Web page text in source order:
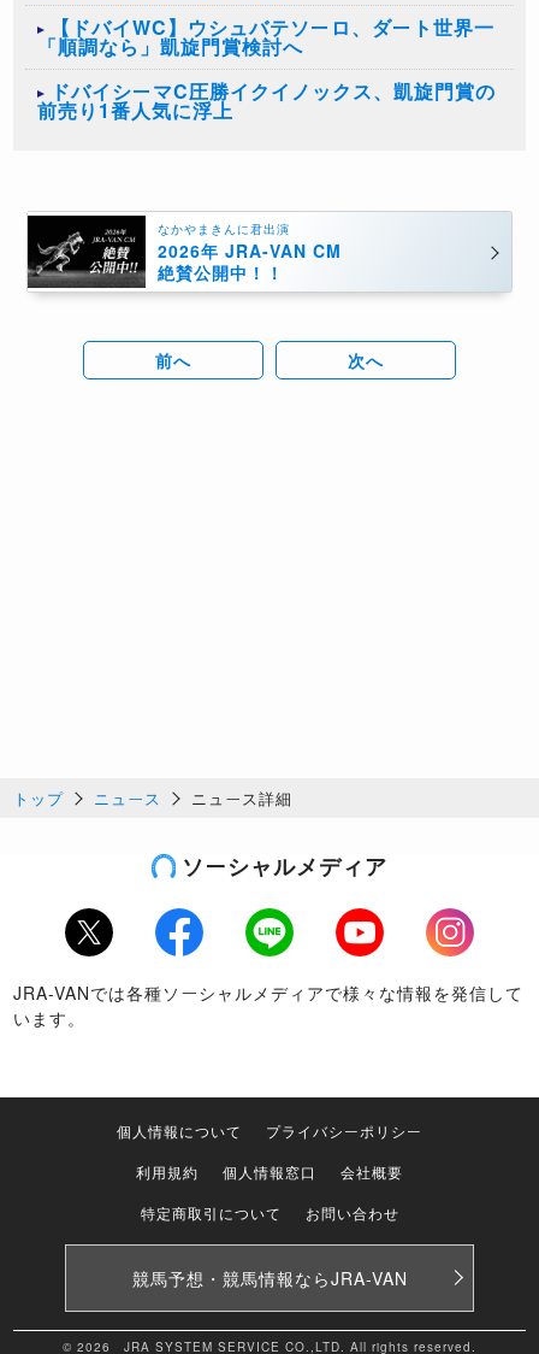
【ドバイWC】ウシュバテソーロ、ダート世界一
「順調なら」凱旋門賞検討へ
ドバイシーマC圧勝イクイノックス、凱旋門賞の
前売り1番人気に浮上
なかやまきんに君出演
2026年 JRA-VAN CM
絶賛公開中！！
前へ 次へ
トップ ニュース ニュース詳細
ソーシャルメディア
Twitter Facebook LINE Youtube
Instagram
JRA-VANでは各種ソーシャルメディアで様々な情報を発信して
います。
個人情報について
プライバシーポリシー
利用規約
個人情報窓口
会社概要
特定商取引について
お問い合わせ
競馬予想・競馬情報ならJRA-VAN
© 2026 JRA SYSTEM SERVICE CO.,LTD. All rights reserved.